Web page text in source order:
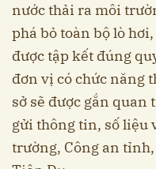
nước thải ra môi
phá bỏ toàn bộ lò
được tập kết đúng
đơn vị có chức năng
sở sẽ được gắn quan
gửi thông tin, số liệu
trường, Công an